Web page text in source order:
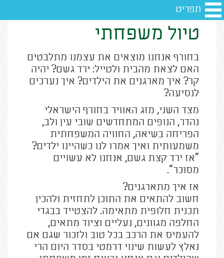
טיול משפחתי
בחורף אנחנו מוצאים את עצמנו מתלבטים
האם לצאת מהבית ולטייל: ירד גשם? יהיה
קר? איך מארגנים את הילדים? איך נערכים
לנסיעה?
מצד השני, מזג האוויר בחורף הישראלי
נהדר, הנופים המתחדשים שובי עין ולב,
הפריחה בשיאה, החוויה המשפחתית
משמעותית ואיך אמרו לנו כשהיינו ילדים?
"אז ירד קצת גשם, אנחנו לא עשויים
מסוכר".
אז איך מתארגנים?
חשוב להתאים את התוכן לתחזית ולהכין
תכנית חלופית מתאימה. להצטייד בבגדי
החלפה מגוונים, נעליים וציוד מתאים,
להעמיס את הרכב בכל טוב ולזכור שגם אם
נאלץ לעשות שינוי דרמטי בסדר היום הרי
תפריט